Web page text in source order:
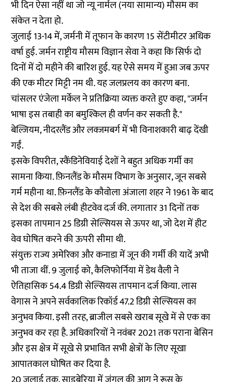
भी दिन ऐसा नहीं था जो न्यू नार्मल (नया सामान्य) मौसम का
संकेत न देता हो.
जुलाई 13-14 में, जर्मनी में तूफान के कारण 15 सेंटीमीटर अधिक
वर्षा हुई. जर्मन राष्ट्रीय मौसम विज्ञान सेवा ने कहा कि सिर्फ दो
दिनों में दो महीने की बारिश हुई. यह ऐसे समय में हुआ जब ऊपर
की एक मीटर मिट्टी नम थी. यह जलप्रलय का कारण बना.
चांसलर एंजेला मर्केल ने प्रतिक्रिया व्यक्त करते हुए कहा, "जर्मन
भाषा इस तबाही का बमुश्किल ही वर्णन कर सकती है."
बेल्जियम, नीदरलैंड और लक्जमबर्ग में भी विनाशकारी बाढ़ देंखी
गईं.
इसके विपरीत, स्कैंडिनेवियाई देशों ने बहुत अधिक गर्मी का
सामना किया. फ़िनलैंड के मौसम विभाग के अनुसार, जून सबसे
गर्म महीना था. फ़िनलैंड के कौवोला अंजाला शहर ने 1961 के बाद
से देश की सबसे लंबी हीटवेव दर्ज की. लगातार 31 दिनों तक
इसका तापमान 25 डिग्री सेल्सियस से ऊपर था, जो देश में हीट
वेव घोषित करने की ऊपरी सीमा थी.
संयुक्त राज्य अमेरिका और कनाडा में जून की गर्मी की यादें अभी
भी ताजा थीं. 9 जुलाई को, कैलिफोर्निया में डेथ वैली ने
ऐतिहासिक 54.4 डिग्री सेल्सियस तापमान दर्ज किया. लास
वेगास ने अपने सर्वकालिक रिकॉर्ड 47.2 डिग्री सेल्सियस का
अनुभव किया. इसी तरह, ब्राजील सबसे खराब सूखे में से एक का
अनुभव कर रहा है. अधिकारियों ने नवंबर 2021 तक पराना बेसिन
और इस क्षेत्र में सूखे से प्रभावित सभी क्षेत्रों के लिए सूखा
आपातकाल घोषित कर दिया है.